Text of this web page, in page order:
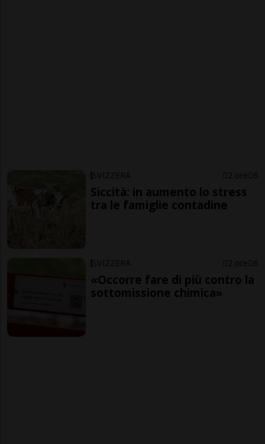
SVIZZERA 2 ore 6
Siccità: in aumento lo stress
tra le famiglie contadine
SVIZZERA 2 ore 6
«Occorre fare di più contro la
sottomissione chimica»